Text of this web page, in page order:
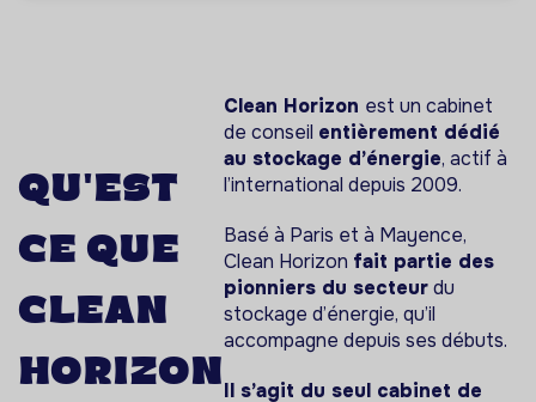
Qu'est
ce que
Clean
horizon
Clean Horizon est un cabinet
de conseil entièrement dédié
au stockage d’énergie, actif à
l’international depuis 2009.
Basé à Paris et à Mayence,
Clean Horizon fait partie des
pionniers du secteurdu
stockage d’énergie, qu’il
accompagne depuis ses débuts.
Il s’agit du seul cabinet de